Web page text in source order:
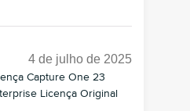
4 de julho de 2025
Capture One 23
Licença Original